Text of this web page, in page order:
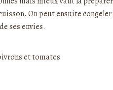
On peut ensuite
ses envies.